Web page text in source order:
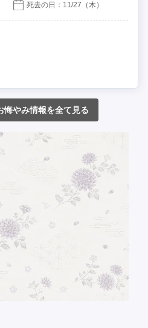
死去の日： 11/27 （木）
悔やみ情報を全て見る